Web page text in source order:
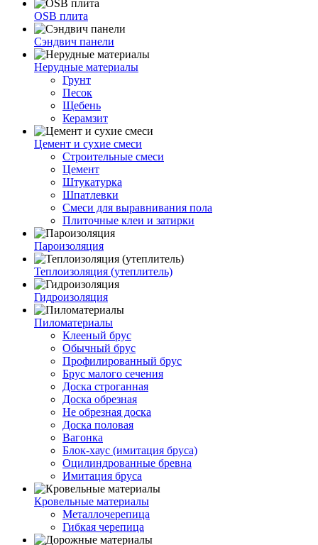
OSB плита
Сэндвич панели
Нерудные материалы
Грунт
Песок
Щебень
Керамзит
Цемент и сухие смеси
Строительные смеси
Цемент
Штукатурка
Шпатлевки
Смеси для выравнивания пола
Плиточные клеи и затирки
Пароизоляция
Теплоизоляция (утеплитель)
Гидроизоляция
Пиломатериалы
Клееный брус
Обычный брус
Профилированный брус
Брус малого сечения
Доска строганная
Доска обрезная
Не обрезная доска
Доска половая
Вагонка
Блок-хаус (имитация бруса)
Оцилиндрованные бревна
Имитация бруса
Кровельные материалы
Металлочерепица
Гибкая черепица